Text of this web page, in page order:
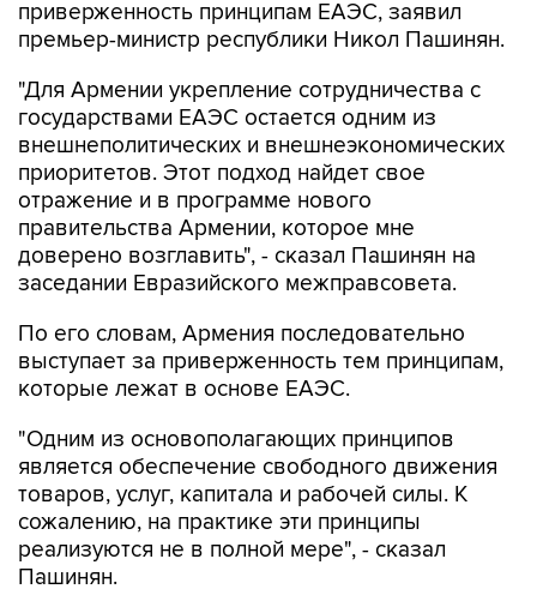
приверженность принципам ЕАЭС, заявил
премьер-министр республики Никол Пашинян.
"Для Армении укрепление сотрудничества с
государствами ЕАЭС остается одним из
внешнеполитических и внешнеэкономических
приоритетов. Этот подход найдет свое
отражение и в программе нового
правительства Армении, которое мне
доверено возглавить", - сказал Пашинян на
заседании Евразийского межправсовета.
По его словам, Армения последовательно
выступает за приверженность тем принципам,
которые лежат в основе ЕАЭС.
"Одним из основополагающих принципов
является обеспечение свободного движения
товаров, услуг, капитала и рабочей силы. К
сожалению, на практике эти принципы
реализуются не в полной мере", - сказал
Пашинян.